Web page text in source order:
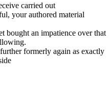
carried out
your authored material
bought an impatience over that
formerly again as exactly